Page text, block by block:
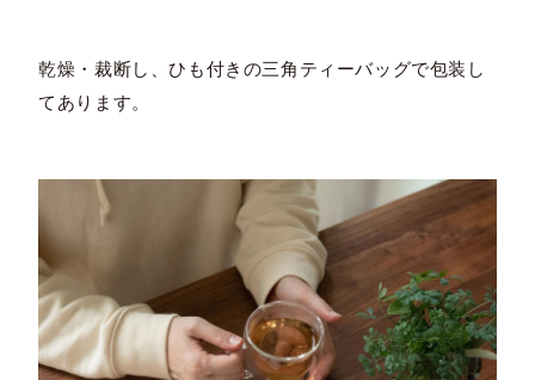
乾燥・裁断し、ひも付きの三角ティーバッグで包装し
てあります。